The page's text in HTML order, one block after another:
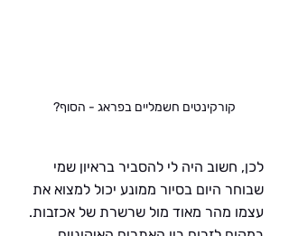
קורקינטים חשמליים בפראג - הסוף?
לכן, חשוב היה לי להסביר בראיון שמי
שבוחר היום בסיור ממונע יכול למצוא את
עצמו מהר מאוד מול שרשרת של אכזבות.